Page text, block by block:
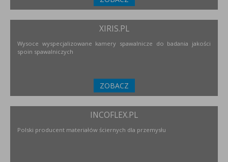
XIRIS.PL
Wysoce wyspecjalizowane kamery spawalnicze do badania jakości
spoin spawalniczych
ZOBACZ
INCOFLEX.PL
Polski producent materiałów ściernych dla przemysłu